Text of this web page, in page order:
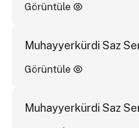
Görüntüle
Muhayyerkürdi Saz
Görüntüle
Muhayyerkürdi Saz